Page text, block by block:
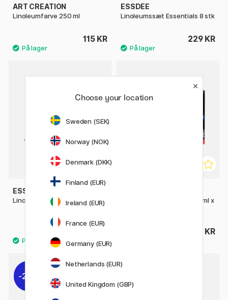
ART CREATION
Linoleumfarve 250 ml
115 KR
ESSDEE
Linoleumssæt Essentials 8 stk
229 KR
ESSDEE
Linoleumssæt 23 stk
Linoleumsfarve Basic 100 ml x
265 KR
20%
Choose your location
Sweden (SEK)
Norway (NOK)
Denmark (DKK)
Finland (EUR)
Ireland (EUR)
France (EUR)
Germany (EUR)
Netherlands (EUR)
United Kingdom (GBP)